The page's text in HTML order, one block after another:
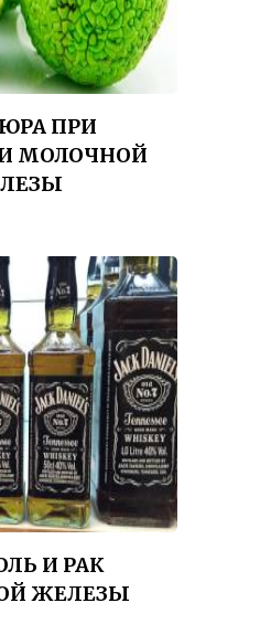
ПРИ
МОЛОЧНОЙ
И РАК
ЖЕЛЕЗЫ